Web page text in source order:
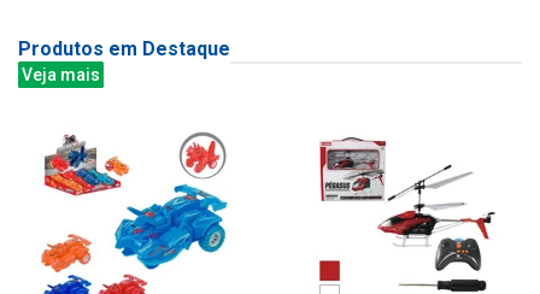
Produtos em Destaque
Veja mais